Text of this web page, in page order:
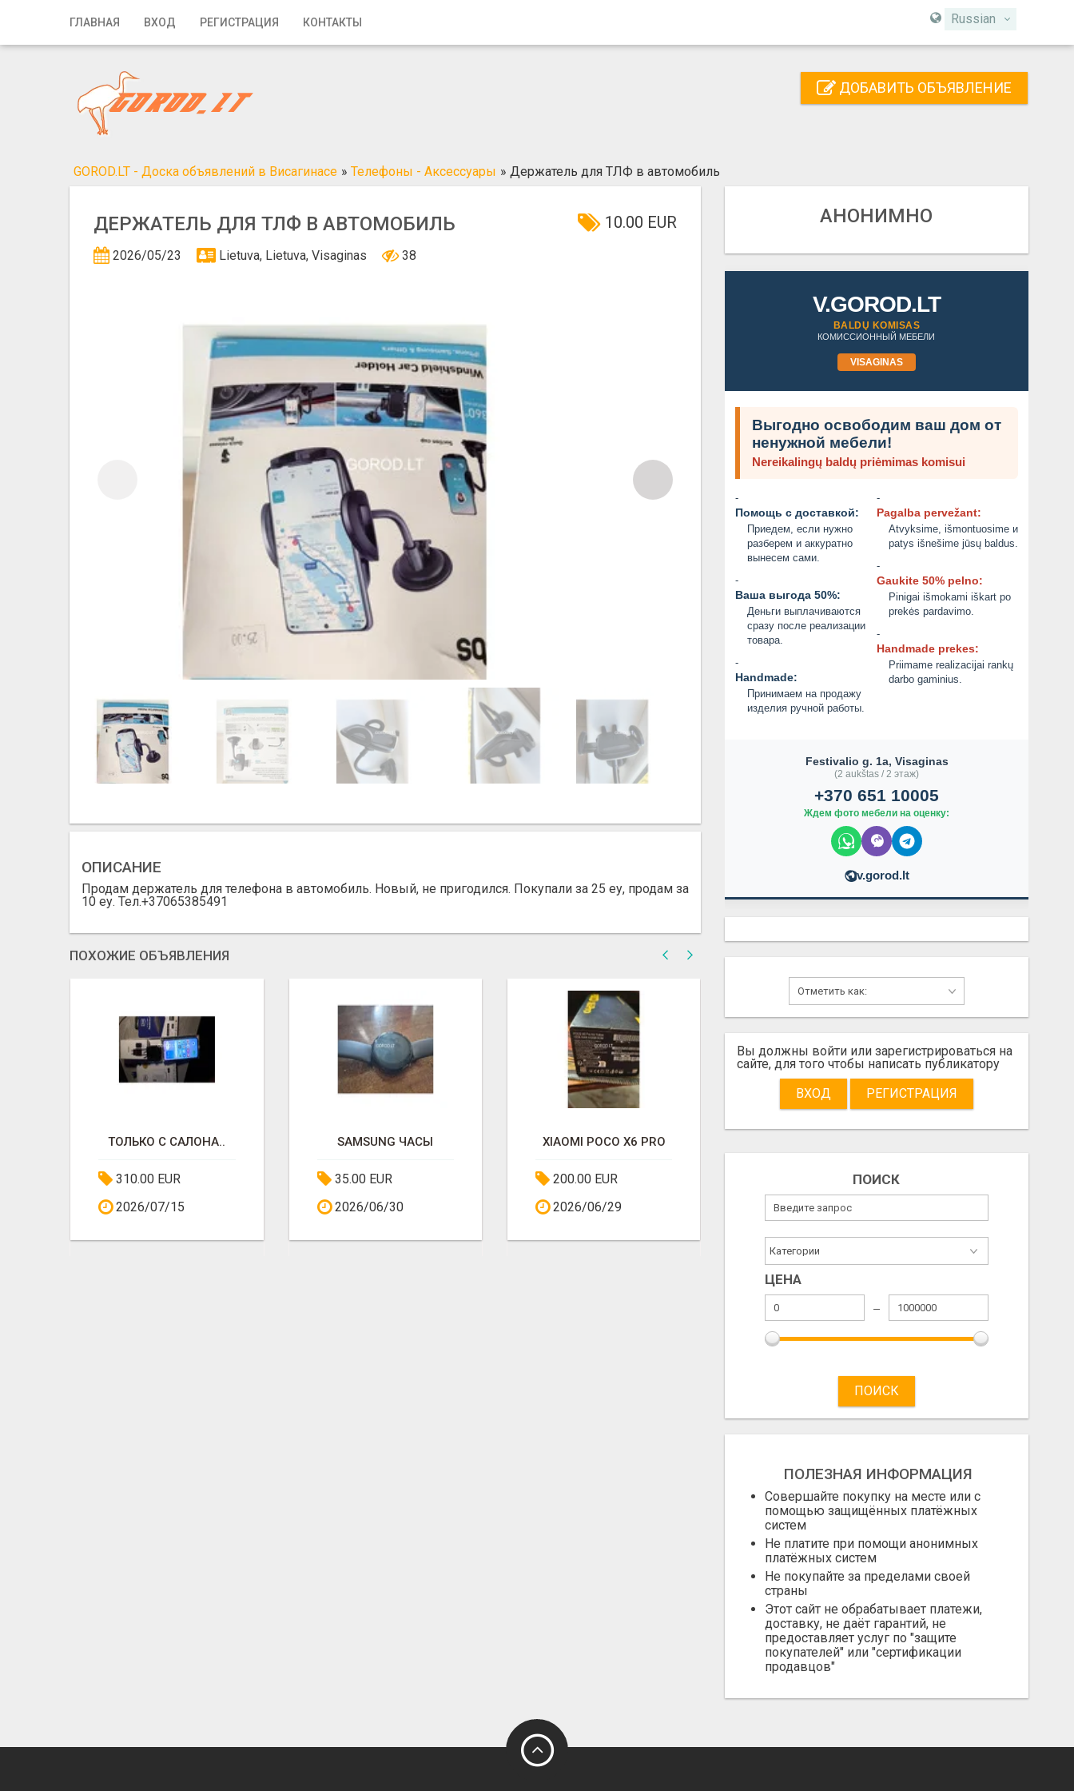
ГЛАВНАЯ ВХОД РЕГИСТРАЦИЯ КОНТАКТЫ Russian
Главная
Регистрация
Добавить объявление
ДОБАВИТЬ ОБЪЯВЛЕНИЕ
GOROD.LT - Доска объявлений в Висагинасе » Телефоны - Аксессуары » Держатель для ТЛФ в автомобиль
ДЕРЖАТЕЛЬ ДЛЯ ТЛФ В АВТОМОБИЛЬ 10.00 EUR
2026/05/23 Lietuva, Lietuva, Visaginas 38
ОПИСАНИЕ
Продам держатель для телефона в автомобиль. Новый, не пригодился. Покупали за 25 еу, продам за
10 еу. Тел.+37065385491
ПОХОЖИЕ ОБЪЯВЛЕНИЯ
ТОЛЬКО С САЛОНА..
310.00 EUR
2026/07/15
SAMSUNG ЧАСЫ
35.00 EUR
2026/06/30
XIAOMI POCO X6 PRO
200.00 EUR
2026/06/29
2026/07/17
АНОНИМНО
V.GOROD.LT
BALDŲ KOMISAS
КОМИССИОННЫЙ МЕБЕЛИ
VISAGINAS
Выгодно освободим ваш дом от
ненужной мебели!
Nereikalingų baldų priėmimas komisui
-
Помощь с доставкой:
Приедем, если нужно
разберем и аккуратно
вынесем сами.
-
Ваша выгода 50%:
Деньги выплачиваются
сразу после реализации
товара.
-
Handmade:
Принимаем на продажу
изделия ручной работы.
-
Pagalba pervežant:
Atvyksime, išmontuosime и
patys išnešime jūsų baldus.
-
Gaukite 50% pelno:
Pinigai išmokami iškart po
prekės pardavimo.
-
Handmade prekes:
Priimame realizacijai rankų
darbo gaminius.
Festivalio g. 1a, Visaginas
(2 aukštas / 2 этаж)
+370 651 10005
Ждем фото мебели на оценку:
v.gorod.lt
Вы должны войти или зарегистрироваться на
сайте, для того чтобы написать публикатору
ВХОД
РЕГИСТРАЦИЯ
ПОИСК
ЦЕНА
ПОИСК
ПОЛЕЗНАЯ ИНФОРМАЦИЯ
Совершайте покупку на месте или с
помощью защищённых платёжных
систем
Не платите при помощи анонимных
платёжных систем
Не покупайте за пределами своей
страны
Этот сайт не обрабатывает платежи,
доставку, не даёт гарантий, не
предоставляет услуг по "защите
покупателей" или "сертификации
продавцов"